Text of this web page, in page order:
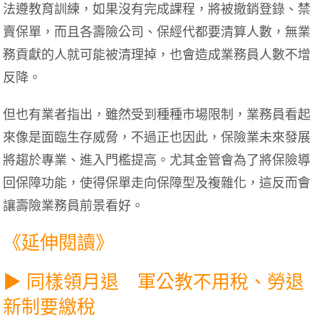
法遵教育訓練，如果沒有完成課程，將被撤銷登錄、禁
賣保單，而且各壽險公司、保經代都要清算人數，無業
務貢獻的人就可能被清理掉，也會造成業務員人數不增
反降。
但也有業者指出，雖然受到種種市場限制，業務員看起
來像是面臨生存威脅，不過正也因此，保險業未來發展
將趨於專業、進入門檻提高。尤其金管會為了將保險導
回保障功能，使得保單走向保障型及複雜化，這反而會
讓壽險業務員前景看好。
《延伸閱讀》
▶ 同樣領月退 軍公教不用稅、勞退
新制要繳稅